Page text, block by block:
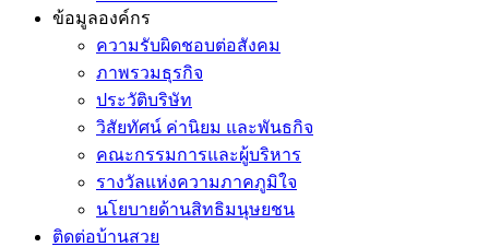
ข้อมูลองค์กร
ความรับผิดชอบต่อสังคม
ภาพรวมธุรกิจ
ประวัติบริษัท
วิสัยทัศน์ ค่านิยม และพันธกิจ
คณะกรรมการและผู้บริหาร
รางวัลแห่งความภาคภูมิใจ
นโยบายด้านสิทธิมนุษยชน
ติดต่อบ้านสวย